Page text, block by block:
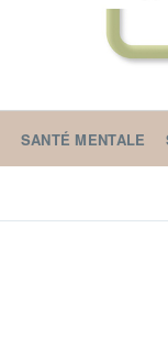
SANTÉ MENTALE